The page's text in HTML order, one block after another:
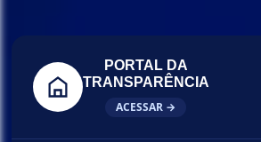
PORTAL DA
TRANSPARÊNCIA
ACESSAR →